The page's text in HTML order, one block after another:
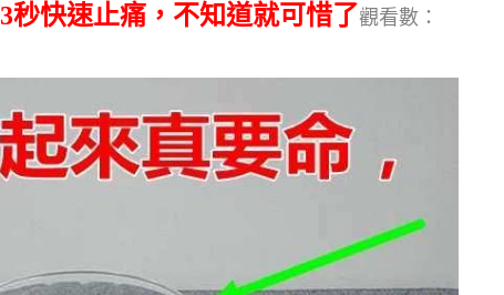
秒快速止痛，不知道就可惜了觀看數：